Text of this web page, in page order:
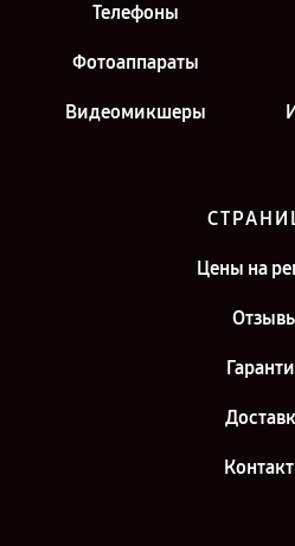
Телефоны
Фотоаппараты
Видеомикшеры
Цены на